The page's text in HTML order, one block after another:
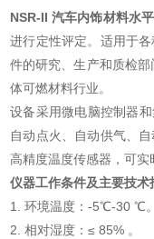
NSR-II汽车内饰材料水
进行定性评定。适用于
件的研究、生产和质检
体可燃材料行业。
设备采用微电脑控制器
自动点火、自动供气、
高精度温度传感器，可实
仪器工作条件及主要技术
1. 环境温度：-5℃-30 ℃。
2. 相对湿度：≤ 85% 。